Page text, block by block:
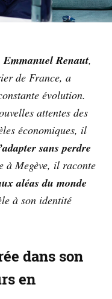
Emmanuel Renaut,
de France, a
évolution.
attentes des
économiques, il
sans perdre
à Megève, il raconte
aléas du monde
à son identité
dans son
en